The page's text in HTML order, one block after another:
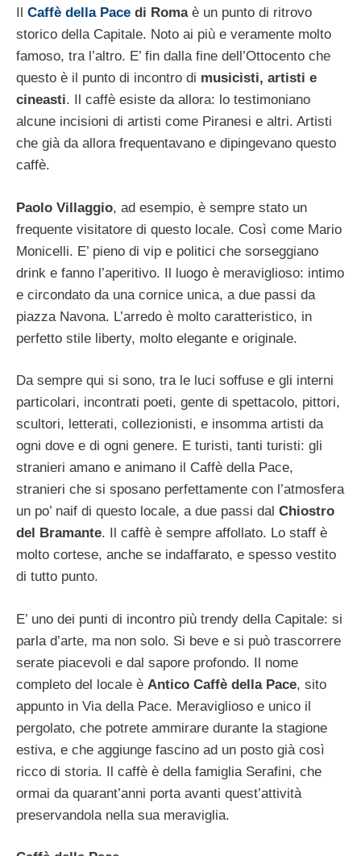
Caffè della Pace di Romaè un punto di ritrovo
storico della Capitale. Noto ai più e veramente molto
famoso, tra l’altro. E’ fin dalla fine dell’Ottocento che
questo è il punto di incontro di musicisti, artisti e
cineasti. Il caffè esiste da allora: lo testimoniano
alcune incisioni di artisti come Piranesi e altri. Artisti
che già da allora frequentavano e dipingevano questo
caffè.
Paolo Villaggio, ad esempio, è sempre stato un
frequente visitatore di questo locale. Così come Mario
Monicelli. E’ pieno di vip e politici che sorseggiano
drink e fanno l’aperitivo. Il luogo è meraviglioso: intimo
e circondato da una cornice unica, a due passi da
piazza Navona. L’arredo è molto caratteristico, in
perfetto stile liberty, molto elegante e originale.
Da sempre qui si sono, tra le luci soffuse e gli interni
particolari, incontrati poeti, gente di spettacolo, pittori,
scultori, letterati, collezionisti, e insomma artisti da
ogni dove e di ogni genere. E turisti, tanti turisti: gli
stranieri amano e animano il Caffè della Pace,
stranieri che si sposano perfettamente con l’atmosfera
un po’ naif di questo locale, a due passi dal Chiostro
del Bramante. Il caffè è sempre affollato. Lo staff è
molto cortese, anche se indaffarato, e spesso vestito
di tutto punto.
E’ uno dei punti di incontro più trendy della Capitale: si
parla d’arte, ma non solo. Si beve e si può trascorrere
serate piacevoli e dal sapore profondo. Il nome
completo del locale è Antico Caffè della Pace, sito
appunto in Via della Pace. Meraviglioso e unico il
pergolato, che potrete ammirare durante la stagione
estiva, e che aggiunge fascino ad un posto già così
ricco di storia. Il caffè è della famiglia Serafini, che
ormai da quarant’anni porta avanti quest’attività
preservandola nella sua meraviglia.